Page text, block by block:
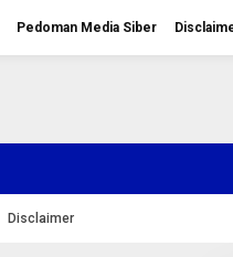
Pedoman Media Siber
Disclaimer